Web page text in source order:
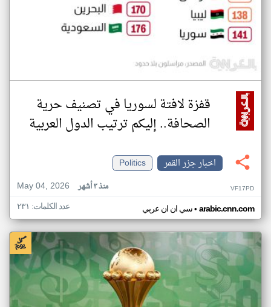
قفزة لافتة لسوريا في تصنيف حرية
الصحافة.. إليكم ترتيب الدول العربية
اخبار جزر القمر
Politics
May 04, 2026
منذ ٣ أشهر VF17PD
سي ان ان عربي• arabic.cnn.com عدد الكلمات: ٢٣١